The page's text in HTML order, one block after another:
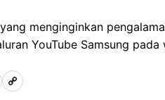
menginginkan
YouTube Samsung
C